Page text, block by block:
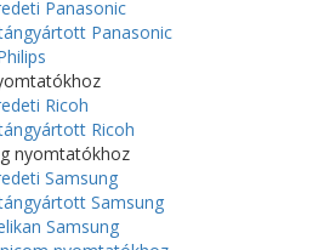
Panasonic
Panasonic
Ricoh
Ricoh
nyomtatókhoz
Samsung
Samsung
Samsung